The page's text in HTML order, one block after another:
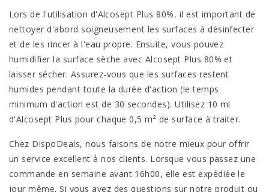
Lors de l'utilisation d'Alcosept Plus 80%, il est important de
nettoyer d'abord soigneusement les surfaces à désinfecter
et de les rincer à l'eau propre. Ensuite, vous pouvez
humidifier la surface sèche avec Alcosept Plus 80% et
laisser sécher. Assurez-vous que les surfaces restent
humides pendant toute la durée d'action (le temps
minimum d'action est de 30 secondes). Utilisez 10 ml
d'Alcosept Plus pour chaque 0,5 m² de surface à traiter.
Chez DispoDeals, nous faisons de notre mieux pour offrir
un service excellent à nos clients. Lorsque vous passez une
commande en semaine avant 16h00, elle est expédiée le
jour même. Si vous avez des questions sur notre produit ou